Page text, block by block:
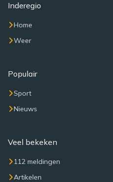
Inderegio
Home
Weer
Populair
Sport
Nieuws
Veel bekeken
112 meldingen
Artikelen